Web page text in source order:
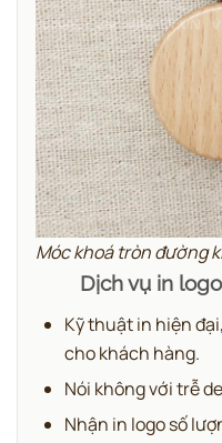
Móc khoá tròn đường
Dịch vụ in
Kỹ thuật in hiện
cho khách hàng.
Nói không với trễ
Nhận in logo số